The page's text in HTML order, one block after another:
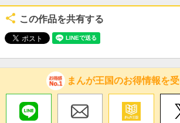
この作品を共有する
まんが王国のお得情報を